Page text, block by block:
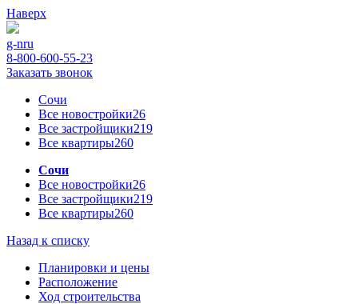
Наверх
g-nru
8-800-600-55-23
Заказать звонок
Сочи
Все новостройки26
Все застройщики219
Все квартиры260
Сочи
Все новостройки26
Все застройщики219
Все квартиры260
Назад к списку
Планировки и цены
Расположение
Ход строительства